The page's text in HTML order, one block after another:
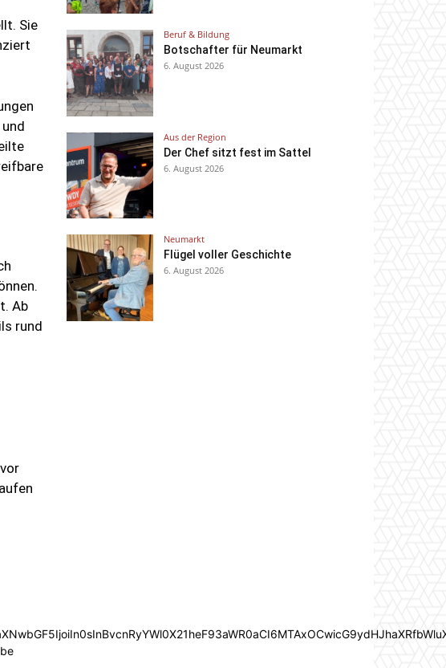
Sie
Ab
rund
Beruf & Bildung
Botschafter für Neumarkt
6. August 2026
Aus der Region
Der Chef sitzt fest im Sattel
6. August 2026
Neumarkt
Flügel voller Geschichte
6. August 2026